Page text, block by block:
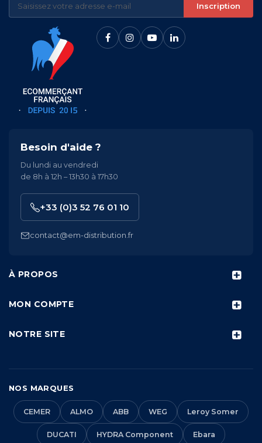
Inscription
À PROPOS
MON COMPTE
NOTRE SITE
Besoin d'aide ?
Du lundi au vendredi
de 8h à 12h – 13h30 à 17h30
+33 (0)3 52 76 01 10
contact@em-distribution.fr
NOS MARQUES
CEMER ALMO ABB WEG Leroy Somer
DUCATI HYDRA Component Ebara